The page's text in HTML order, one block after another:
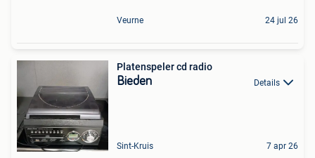
Veurne 24 jul 26
Platenspeler cd radio
Bieden Details
Sint-Kruis 7 apr 26